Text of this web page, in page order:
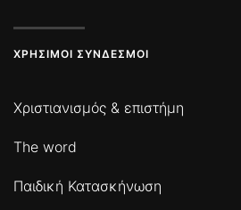
ΧΡΉΣΙΜΟΙ ΣΎΝΔΕΣΜΟΙ
Χριστιανισμός & επιστήμη
The word
Παιδική Κατασκήνωση